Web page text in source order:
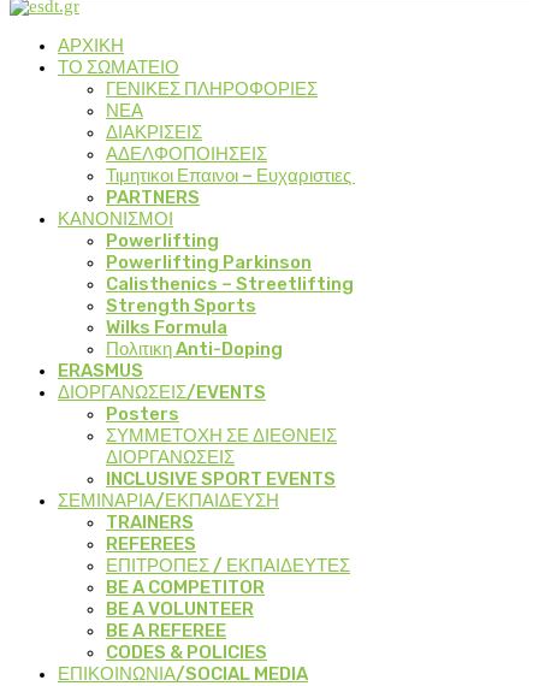
ΑΡΧΙΚΗ
ΤΟ ΣΩΜΑΤΕΙΟ
ΓΕΝΙΚΕΣ ΠΛΗΡΟΦΟΡΙΕΣ
ΝΕΑ
ΔΙΑΚΡΙΣΕΙΣ
ΑΔΕΛΦΟΠΟΙΗΣΕΙΣ
Τιμητικοι Επαινοι – Ευχαριστιες
PARTNERS
ΚΑΝΟΝΙΣΜΟΙ
Powerlifting
Powerlifting Parkinson
Calisthenics – Streetlifting
Strength Sports
Wilks Formula
Πολιτικη Anti-Doping
ERASMUS
ΔΙΟΡΓΑΝΩΣΕΙΣ/EVENTS
Posters
ΣΥΜΜΕΤΟΧΗ ΣΕ ΔΙΕΘΝΕΙΣ
ΔΙΟΡΓΑΝΩΣΕΙΣ
INCLUSIVE SPORT EVENTS
ΣΕΜΙΝΑΡΙΑ/ΕΚΠΑΙΔΕΥΣΗ
TRAINERS
REFEREES
ΕΠΙΤΡΟΠΕΣ / ΕΚΠΑΙΔΕΥΤΕΣ
BE A COMPETITOR
BE A VOLUNTEER
BE A REFEREE
CODES & POLICIES
ΕΠΙΚΟΙΝΩΝΙΑ/SOCIAL MEDIA